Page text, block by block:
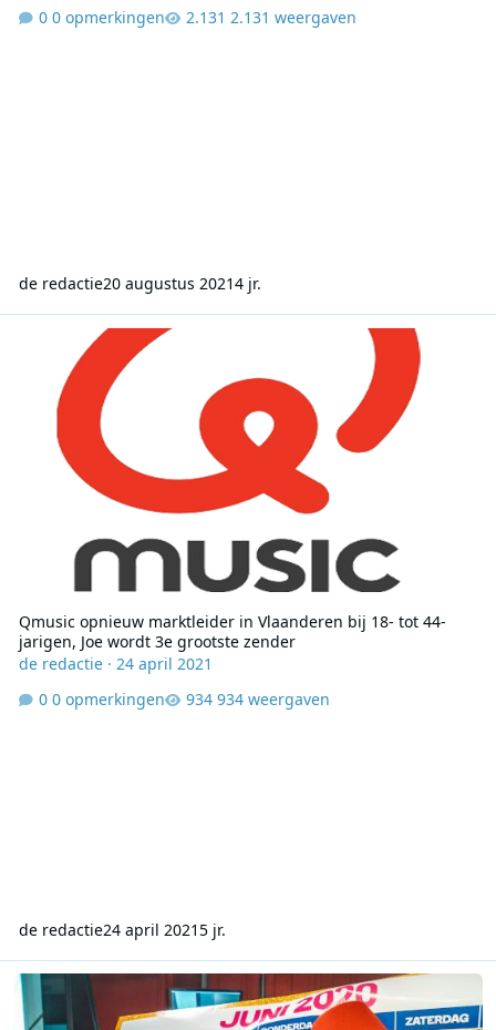
0 opmerkingen
2.131 weergaven
de redactie20 augustus 20214 jr.
Qmusic opnieuw marktleider in Vlaanderen bij 18- tot 44-jarigen,
Qmusic opnieuw marktleider in Vlaanderen bij 18- tot 44-
jarigen, Joe wordt 3e grootste zender
de redactie· 24 april 2021
0 opmerkingen
934 weergaven
de redactie24 april 20215 jr.
Qmusic blijft tweede grootste radiozender in Vlaanderen